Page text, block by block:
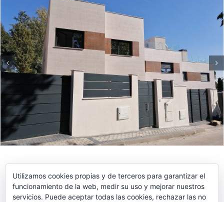
Utilizamos cookies propias y de terceros para garantizar el
funcionamiento de la web, medir su uso y mejorar nuestros
servicios. Puede aceptar todas las cookies, rechazar las no